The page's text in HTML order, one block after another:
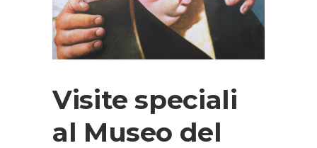
Visite speciali
al Museo del